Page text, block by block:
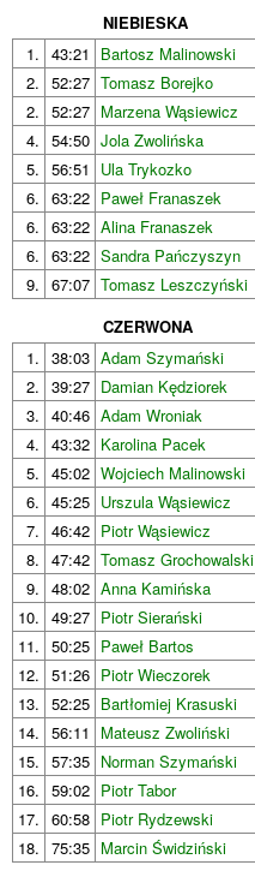
NIEBIESKA
1. 43:21 Bartosz Malinowski
2. 52:27 Tomasz Borejko
2. 52:27 Marzena Wąsiewicz
4. 54:50 Jola Zwolińska
5. 56:51 Ula Trykozko
6. 63:22 Paweł Franaszek
6. 63:22 Alina Franaszek
6. 63:22 Sandra Pańczyszyn
9. 67:07 Tomasz Leszczyński
CZERWONA
1. 38:03 Adam Szymański
2. 39:27 Damian Kędziorek
3. 40:46 Adam Wroniak
4. 43:32 Karolina Pacek
5. 45:02 Wojciech Malinowski
6. 45:25 Urszula Wąsiewicz
7. 46:42 Piotr Wąsiewicz
8. 47:42 Tomasz Grochowalski
9. 48:02 Anna Kamińska
10. 49:27 Piotr Sierański
11. 50:25 Paweł Bartos
12. 51:26 Piotr Wieczorek
13. 52:25 Bartłomiej Krasuski
14. 56:11 Mateusz Zwoliński
15. 57:35 Norman Szymański
16. 59:02 Piotr Tabor
17. 60:58 Piotr Rydzewski
18. 75:35 Marcin Świdziński